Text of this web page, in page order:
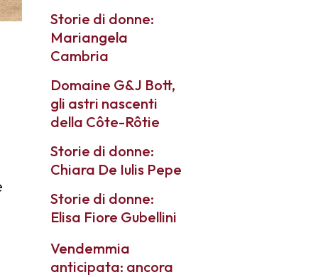
Storie di donne:
Mariangela
Cambria
Domaine G&J Bott,
gli astri nascenti
della Côte-Rôtie
Storie di donne:
Chiara De Iulis Pepe
Storie di donne:
Elisa Fiore Gubellini
Vendemmia
anticipata: ancora